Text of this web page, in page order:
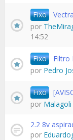
Fixo
por
14:52
Fixo Filtro
por Pedro
Fixo
por Malagoli
2.2 8v
por